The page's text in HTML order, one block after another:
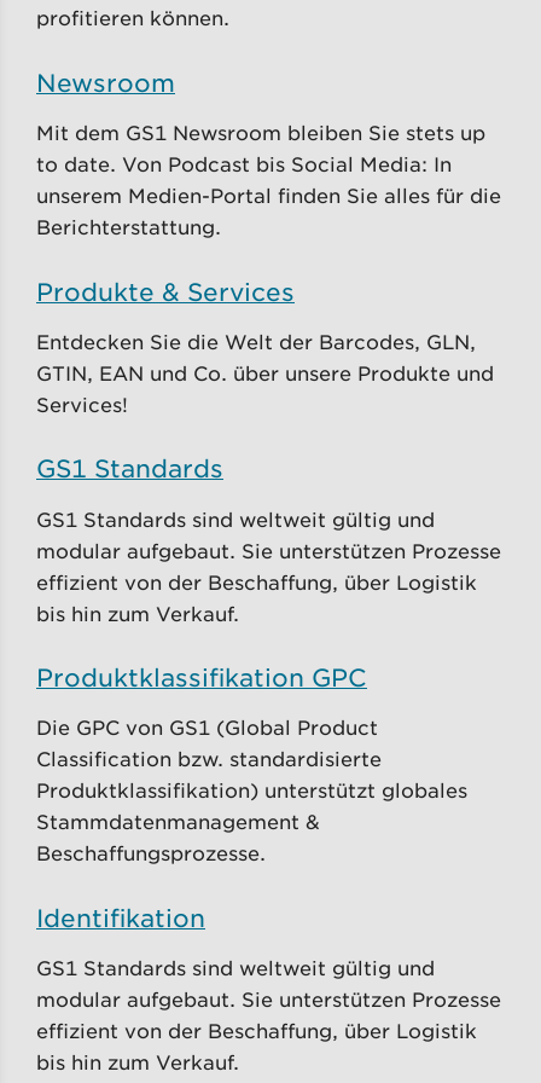
profitieren können.
Newsroom
Mit dem GS1 Newsroom bleiben Sie stets up
to date. Von Podcast bis Social Media: In
unserem Medien-Portal finden Sie alles für die
Berichterstattung.
Produkte & Services
Entdecken Sie die Welt der Barcodes, GLN,
GTIN, EAN und Co. über unsere Produkte und
Services!
GS1 Standards
GS1 Standards sind weltweit gültig und
modular aufgebaut. Sie unterstützen Prozesse
effizient von der Beschaffung, über Logistik
bis hin zum Verkauf.
Produktklassifikation GPC
Die GPC von GS1 (Global Product
Classification bzw. standardisierte
Produktklassifikation) unterstützt globales
Stammdatenmanagement &
Beschaffungsprozesse.
Identifikation
GS1 Standards sind weltweit gültig und
modular aufgebaut. Sie unterstützen Prozesse
effizient von der Beschaffung, über Logistik
bis hin zum Verkauf.